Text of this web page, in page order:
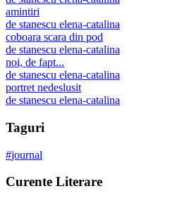
amintiri
de stanescu elena-catalina
coboara scara din pod
de stanescu elena-catalina
noi, de fapt...
de stanescu elena-catalina
portret nedeslusit
de stanescu elena-catalina
Taguri
#journal
Curente Literare